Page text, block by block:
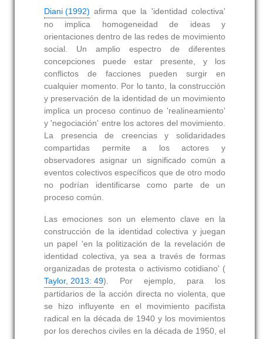
Diani (1992) afirma que la 'identidad colectiva'
no implica homogeneidad de ideas y
orientaciones dentro de las redes de movimiento
social. Un amplio espectro de diferentes
concepciones puede estar presente, y los
conflictos de facciones pueden surgir en
cualquier momento. Por lo tanto, la construcción
y preservación de la identidad de un movimiento
implica un proceso continuo de 'realineamiento'
y 'negociación' entre los actores del movimiento.
La presencia de creencias y solidaridades
compartidas permite a los actores y
observadores asignar un significado común a
eventos colectivos específicos que de otro modo
no podrían identificarse como parte de un
proceso común.
Las emociones son un elemento clave en la
construcción de la identidad colectiva y juegan
un papel 'en la politización de la revelación de
identidad colectiva, ya sea a través de formas
organizadas de protesta o activismo cotidiano' (
Taylor, 2013: 49). Por ejemplo, para los
partidarios de la acción directa no violenta, que
se hizo influyente en el movimiento pacifista
radical en la década de 1940 y los movimientos
por los derechos civiles en la década de 1950, el